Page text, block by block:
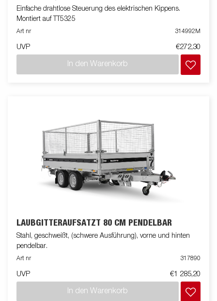
Einfache drahtlose Steuerung des elektrischen Kippens.
Montiert auf TT5325
Art nr 314992M
UVP €272,30
In den Warenkorb
LAUBGITTERAUFSATZT 80 CM PENDELBAR
Stahl, geschweißt, (schwere Ausführung), vorne und hinten
pendelbar.
Art nr 317890
UVP €1 285,20
In den Warenkorb